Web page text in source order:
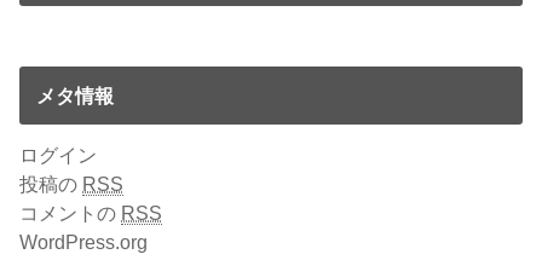
メタ情報
ログイン
投稿の RSS
コメントの RSS
WordPress.org